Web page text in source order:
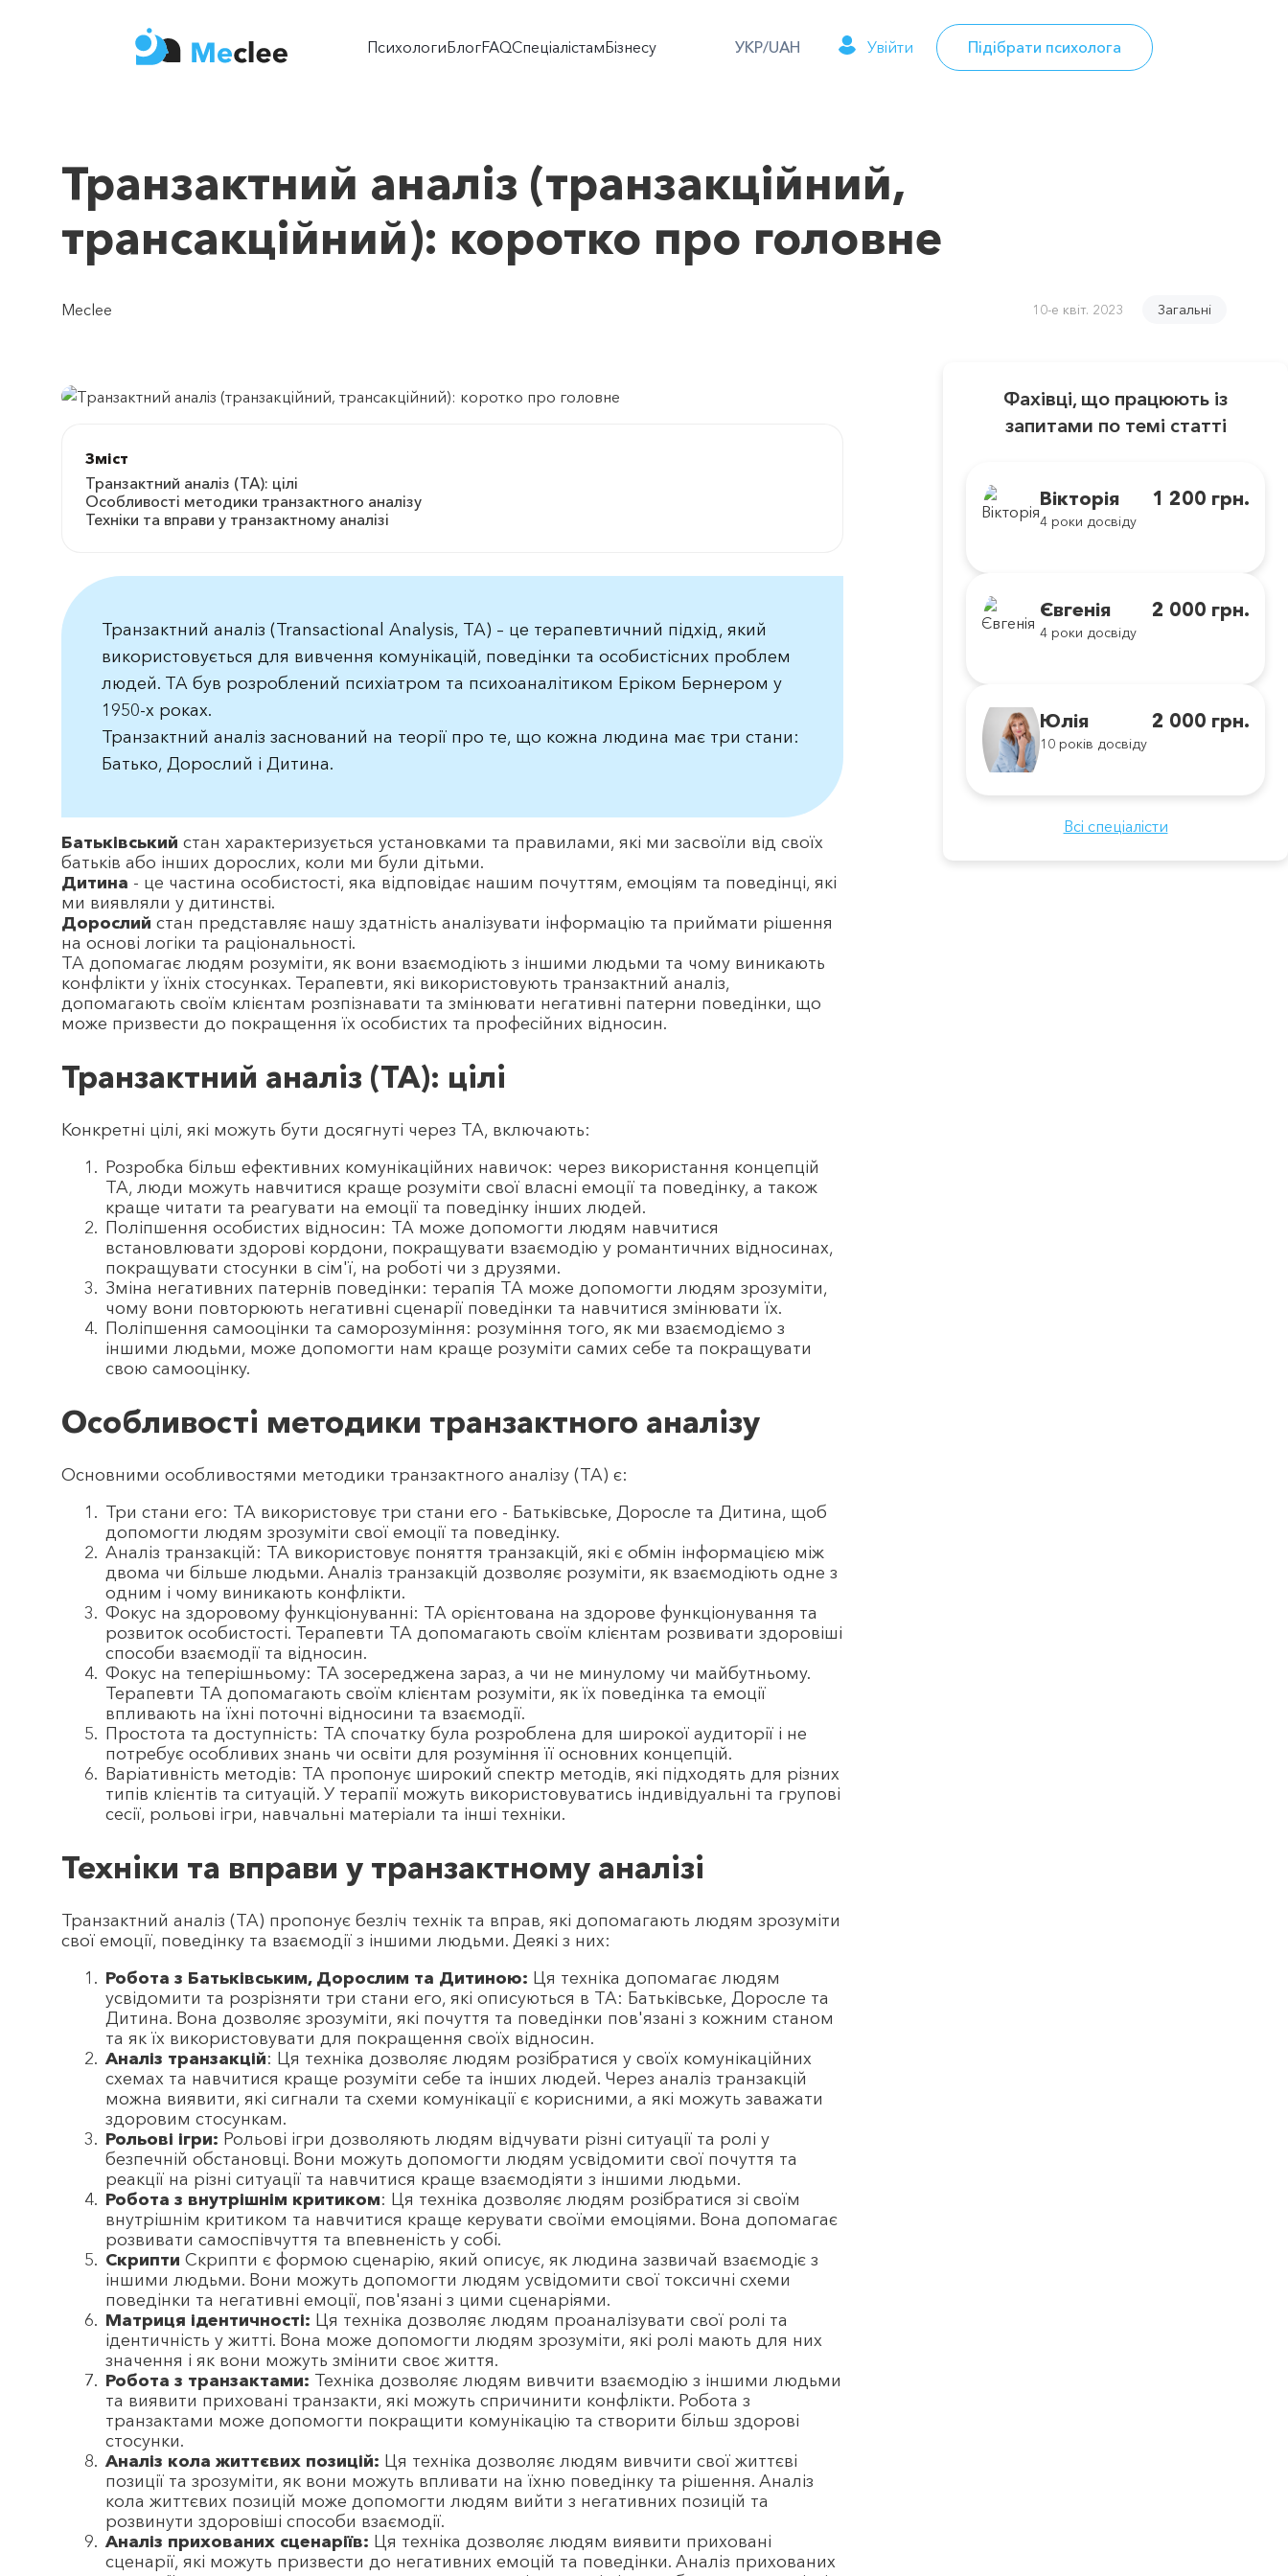
ПсихологиБлогFAQСпеціалістамБізнесу УКР/UAH Увійти Підібрати психолога
Транзактний аналіз (транзакційний,
трансакційний): коротко про головне
Meclee 10-е квіт. 2023 Загальні
Зміст
Транзактний аналіз (ТА): цілі
Особливості методики транзактного аналізу
Техніки та вправи у транзактному аналізі
Транзактний аналіз (Transactional Analysis, TA) – це терапевтичний підхід, який
використовується для вивчення комунікацій, поведінки та особистісних проблем
людей. TA був розроблений психіатром та психоаналітиком Еріком Бернером у
1950-х роках.
Транзактний аналіз заснований на теорії про те, що кожна людина має три стани:
Батько, Дорослий і Дитина.
Батьківський стан характеризується установками та правилами, які ми засвоїли від своїх
батьків або інших дорослих, коли ми були дітьми.
Дитина - це частина особистості, яка відповідає нашим почуттям, емоціям та поведінці, які
ми виявляли у дитинстві.
Дорослий стан представляє нашу здатність аналізувати інформацію та приймати рішення
на основі логіки та раціональності.
TA допомагає людям розуміти, як вони взаємодіють з іншими людьми та чому виникають
конфлікти у їхніх стосунках. Терапевти, які використовують транзактний аналіз,
допомагають своїм клієнтам розпізнавати та змінювати негативні патерни поведінки, що
може призвести до покращення їх особистих та професійних відносин.
Транзактний аналіз (ТА): цілі
Конкретні цілі, які можуть бути досягнуті через ТА, включають:
Розробка більш ефективних комунікаційних навичок: через використання концепцій
ТА, люди можуть навчитися краще розуміти свої власні емоції та поведінку, а також
краще читати та реагувати на емоції та поведінку інших людей.
Поліпшення особистих відносин: ТА може допомогти людям навчитися
встановлювати здорові кордони, покращувати взаємодію у романтичних відносинах,
покращувати стосунки в сім'ї, на роботі чи з друзями.
Зміна негативних патернів поведінки: терапія ТА може допомогти людям зрозуміти,
чому вони повторюють негативні сценарії поведінки та навчитися змінювати їх.
Поліпшення самооцінки та саморозуміння: розуміння того, як ми взаємодіємо з
іншими людьми, може допомогти нам краще розуміти самих себе та покращувати
свою самооцінку.
Особливості методики транзактного аналізу
Основними особливостями методики транзактного аналізу (ТА) є:
Три стани его: ТА використовує три стани его - Батьківське, Доросле та Дитина, щоб
допомогти людям зрозуміти свої емоції та поведінку.
Аналіз транзакцій: ТА використовує поняття транзакцій, які є обмін інформацією між
двома чи більше людьми. Аналіз транзакцій дозволяє розуміти, як взаємодіють одне з
одним і чому виникають конфлікти.
Фокус на здоровому функціонуванні: ТА орієнтована на здорове функціонування та
розвиток особистості. Терапевти ТА допомагають своїм клієнтам розвивати здоровіші
способи взаємодії та відносин.
Фокус на теперішньому: ТА зосереджена зараз, а чи не минулому чи майбутньому.
Терапевти ТА допомагають своїм клієнтам розуміти, як їх поведінка та емоції
впливають на їхні поточні відносини та взаємодії.
Простота та доступність: ТА спочатку була розроблена для широкої аудиторії і не
потребує особливих знань чи освіти для розуміння її основних концепцій.
Варіативність методів: ТА пропонує широкий спектр методів, які підходять для різних
типів клієнтів та ситуацій. У терапії можуть використовуватись індивідуальні та групові
сесії, рольові ігри, навчальні матеріали та інші техніки.
Техніки та вправи у транзактному аналізі
Транзактний аналіз (ТА) пропонує безліч технік та вправ, які допомагають людям зрозуміти
свої емоції, поведінку та взаємодії з іншими людьми. Деякі з них:
Робота з Батьківським, Дорослим та Дитиною: Ця техніка допомагає людям
усвідомити та розрізняти три стани его, які описуються в ТА: Батьківське, Доросле та
Дитина. Вона дозволяє зрозуміти, які почуття та поведінки пов'язані з кожним станом
та як їх використовувати для покращення своїх відносин.
Аналіз транзакцій: Ця техніка дозволяє людям розібратися у своїх комунікаційних
схемах та навчитися краще розуміти себе та інших людей. Через аналіз транзакцій
можна виявити, які сигнали та схеми комунікації є корисними, а які можуть заважати
здоровим стосункам.
Рольові ігри: Рольові ігри дозволяють людям відчувати різні ситуації та ролі у
безпечній обстановці. Вони можуть допомогти людям усвідомити свої почуття та
реакції на різні ситуації та навчитися краще взаємодіяти з іншими людьми.
Робота з внутрішнім критиком: Ця техніка дозволяє людям розібратися зі своїм
внутрішнім критиком та навчитися краще керувати своїми емоціями. Вона допомагає
розвивати самоспівчуття та впевненість у собі.
Скрипти Скрипти є формою сценарію, який описує, як людина зазвичай взаємодіє з
іншими людьми. Вони можуть допомогти людям усвідомити свої токсичні схеми
поведінки та негативні емоції, пов'язані з цими сценаріями.
Матриця ідентичності: Ця техніка дозволяє людям проаналізувати свої ролі та
ідентичність у житті. Вона може допомогти людям зрозуміти, які ролі мають для них
значення і як вони можуть змінити своє життя.
Робота з транзактами: Техніка дозволяє людям вивчити взаємодію з іншими людьми
та виявити приховані транзакти, які можуть спричинити конфлікти. Робота з
транзактами може допомогти покращити комунікацію та створити більш здорові
стосунки.
Аналіз кола життєвих позицій: Ця техніка дозволяє людям вивчити свої життєві
позиції та зрозуміти, як вони можуть впливати на їхню поведінку та рішення. Аналіз
кола життєвих позицій може допомогти людям вийти з негативних позицій та
розвинути здоровіші способи взаємодії.
Аналіз прихованих сценаріїв: Ця техніка дозволяє людям виявити приховані
сценарії, які можуть призвести до негативних емоцій та поведінки. Аналіз прихованих
Фахівці, що працюють із
запитами по темі статті
Вікторія 1 200 грн.
4 роки досвіду
Євгенія 2 000 грн.
4 роки досвіду
Юлія 2 000 грн.
10 років досвіду
Всі спеціалісти